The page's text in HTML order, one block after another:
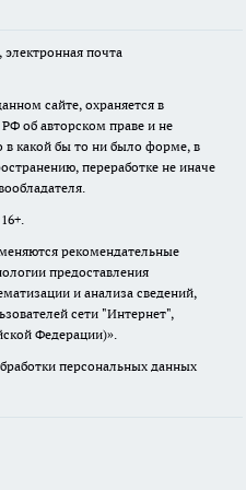
электронная почта
сайте, охраняется в
об авторском праве и не
какой бы то ни было форме, в
переработке не иначе
рекомендательные
предоставления
и анализа сведений,
сети "Интернет",
Федерации)».
персональных данных